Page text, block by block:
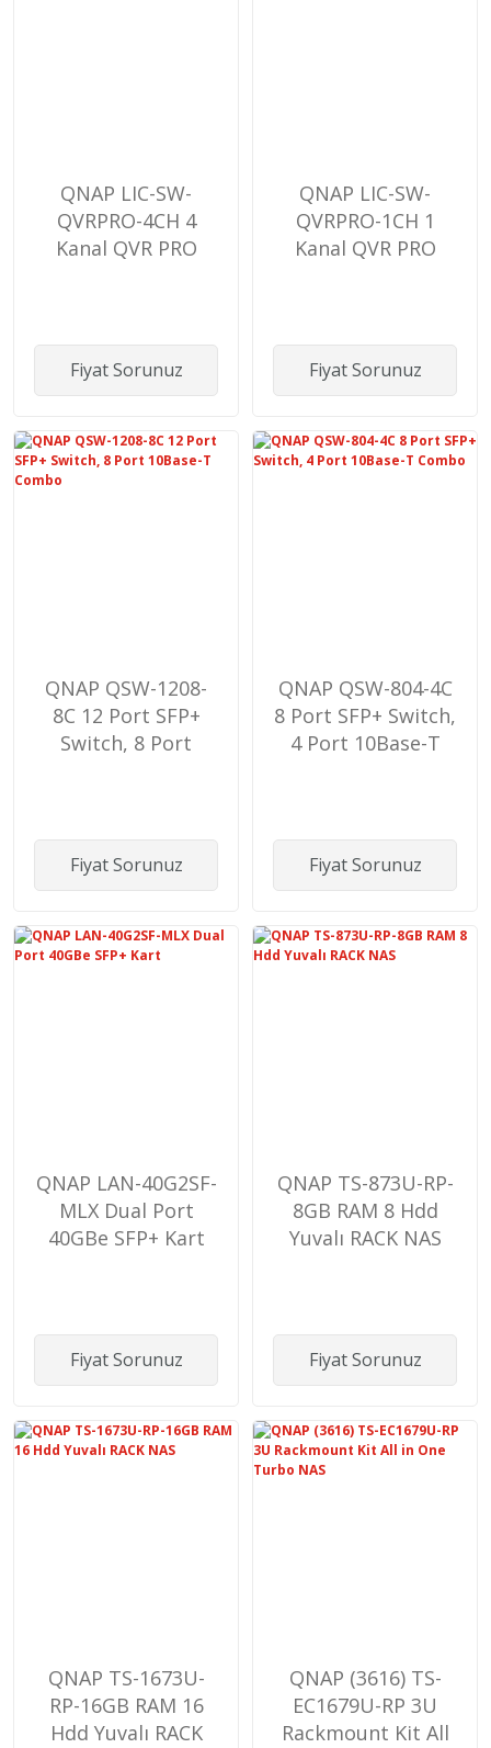
QNAP LIC-SW-
QVRPRO-4CH 4
Kanal QVR PRO
Fiyat Sorunuz
QNAP LIC-SW-
QVRPRO-1CH 1
Kanal QVR PRO
Fiyat Sorunuz
QNAP QSW-1208-
8C 12 Port SFP+
Switch, 8 Port
Fiyat Sorunuz
QNAP QSW-804-4C
8 Port SFP+ Switch,
4 Port 10Base-T
Fiyat Sorunuz
QNAP LAN-40G2SF-
MLX Dual Port
40GBe SFP+ Kart
Fiyat Sorunuz
QNAP TS-873U-RP-
8GB RAM 8 Hdd
Yuvalı RACK NAS
Fiyat Sorunuz
QNAP TS-1673U-
RP-16GB RAM 16
Hdd Yuvalı RACK
QNAP (3616) TS-
EC1679U-RP 3U
Rackmount Kit All